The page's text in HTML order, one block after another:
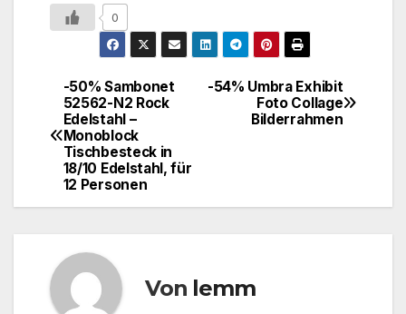
0
-54% Umbra Exhibit
Foto Collage
Bilderrahmen
-50% Sambonet
52562-N2 Rock
Edelstahl –
Monoblock
Tischbesteck in
18/10 Edelstahl, für
12 Personen
Von lemm